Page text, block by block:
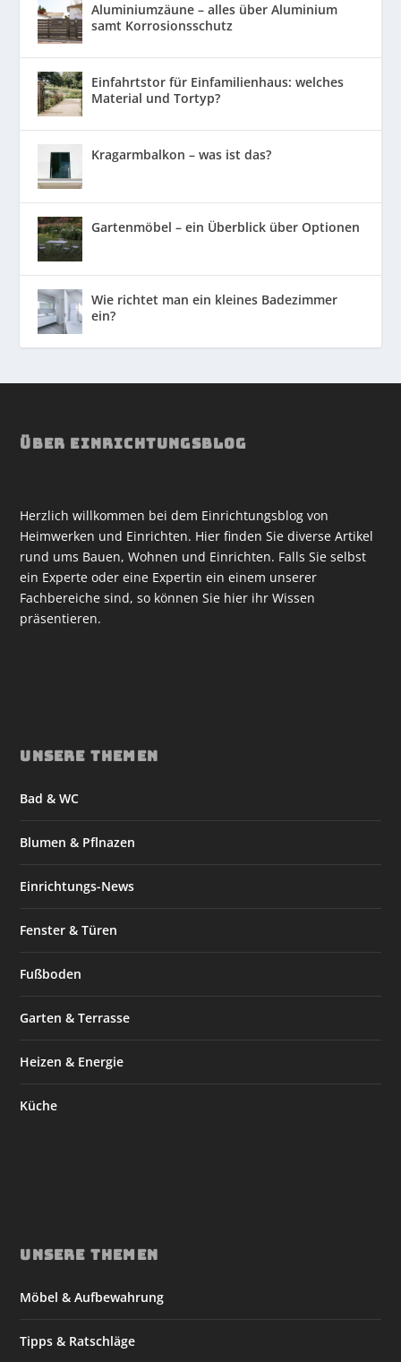
Aluminiumzäune – alles über Aluminium
samt Korrosionsschutz
Einfahrtstor für Einfamilienhaus: welches
Material und Tortyp?
Kragarmbalkon – was ist das?
Gartenmöbel – ein Überblick über Optionen
Wie richtet man ein kleines Badezimmer
ein?
ÜBER EINRICHTUNGSBLOG
Herzlich willkommen bei dem Einrichtungsblog von
Heimwerken und Einrichten. Hier finden Sie diverse Artikel
rund ums Bauen, Wohnen und Einrichten. Falls Sie selbst
ein Experte oder eine Expertin ein einem unserer
Fachbereiche sind, so können Sie hier ihr Wissen
präsentieren.
UNSERE THEMEN
Bad & WC
Blumen & Pflnazen
Einrichtungs-News
Fenster & Türen
Fußboden
Garten & Terrasse
Heizen & Energie
Küche
UNSERE THEMEN
Möbel & Aufbewahrung
Tipps & Ratschläge